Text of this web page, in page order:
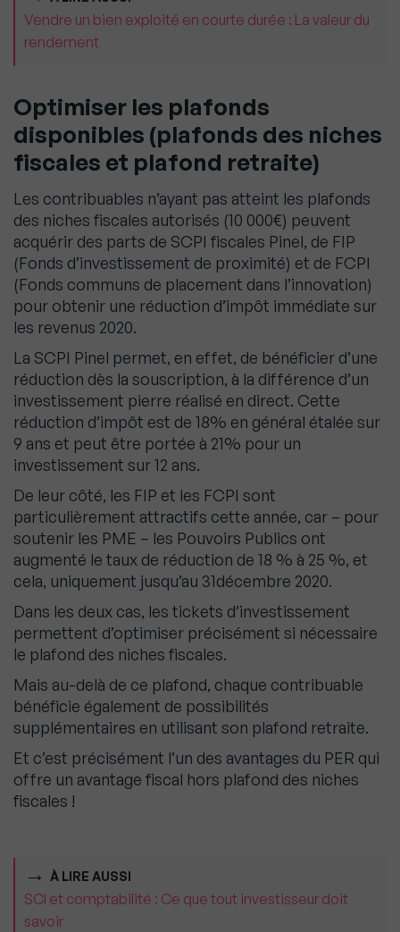
Vendre un bien exploité en courte durée : La valeur du
rendement
Optimiser les plafonds
disponibles (plafonds des niches
fiscales et plafond retraite)
Les contribuables n’ayant pas atteint les plafonds
des niches fiscales autorisés (10 000€) peuvent
acquérir des parts de SCPI fiscales Pinel, de FIP
(Fonds d’investissement de proximité) et de FCPI
(Fonds communs de placement dans l’innovation)
pour obtenir une réduction d’impôt immédiate sur
les revenus 2020.
La SCPI Pinel permet, en effet, de bénéficier d’une
réduction dès la souscription, à la différence d’un
investissement pierre réalisé en direct. Cette
réduction d’impôt est de 18% en général étalée sur
9 ans et peut être portée à 21% pour un
investissement sur 12 ans.
De leur côté, les FIP et les FCPI sont
particulièrement attractifs cette année, car – pour
soutenir les PME – les Pouvoirs Publics ont
augmenté le taux de réduction de 18 % à 25 %, et
cela, uniquement jusqu’au 31décembre 2020.
Dans les deux cas, les tickets d’investissement
permettent d’optimiser précisément si nécessaire
le plafond des niches fiscales.
Mais au-delà de ce plafond, chaque contribuable
bénéficie également de possibilités
supplémentaires en utilisant son plafond retraite.
Et c’est précisément l’un des avantages du PER qui
offre un avantage fiscal hors plafond des niches
fiscales !
À LIRE AUSSI
SCI et comptabilité : Ce que tout investisseur doit
savoir